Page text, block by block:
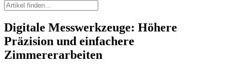
Digitale Messwerkzeuge: Höhere
Präzision und einfachere
Zimmererarbeiten